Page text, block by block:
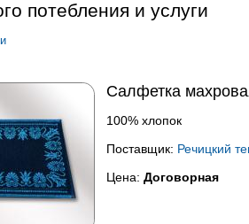
потебления и услуги
Салфетка
100% хлопок
Поставщик: Речицкий
Цена: Договорная